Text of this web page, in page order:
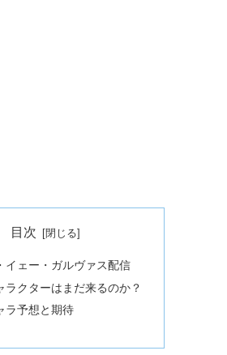
目次
イェー・ガルヴァス配信
ラクターはまだ来るのか？
ラ予想と期待